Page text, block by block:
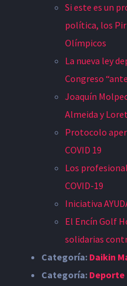
Si este es un
política, los
Olímpicos
La nueva ley
Congreso
Joaquín
Almeida y
Protocolo
COVID 19
Los
COVID-19
Iniciativa
El Encín Golf
solidarias
Categoría: Daikin
Categoría: Deporte